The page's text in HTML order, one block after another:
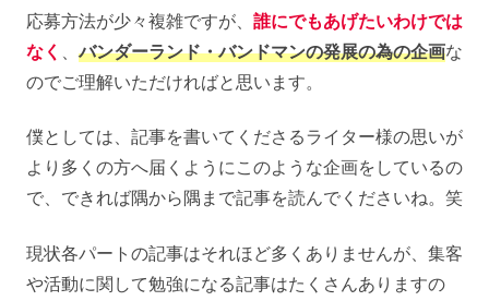
応募方法が少々複雑ですが、 誰にでもあげたいわけでは
なく
、バンダーランド・バンドマンの発展の為の企画な
のでご理解いただければと思います。
僕としては、記事を書いてくださるライター様の思いが
より多くの方へ届くようにこのような企画をしているの
で、できれば隅から隅まで記事を読んでくださいね。笑
現状各パートの記事はそれほど多くありませんが、集客
や活動に関して勉強になる記事はたくさんありますの